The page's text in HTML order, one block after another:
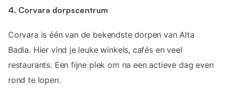
4. Corvara dorpscentrum
Corvara is één van de bekendste dorpen van Alta
Badia. Hier vind je leuke winkels, cafés en veel
restaurants. Een fijne plek om na een actieve dag even
rond te lopen.